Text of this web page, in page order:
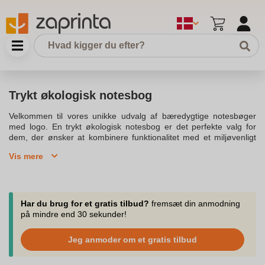
Trykt økologisk notesbog
Velkommen til vores unikke udvalg af bæredygtige notesbøger
med logo. En trykt økologisk notesbog er det perfekte valg for
dem, der ønsker at kombinere funktionalitet med et miljøvenligt
miljøbelastningen og støtter bæredygtighed. Disse notesbøger
indeholder 208 elfenbensfarvede, linjerede sider lavet af
cremefarvet papir, fremstillet af økologisk elefantmateriale, som
sikrer en stilfuld og professionel fremtoning.Notesbøgerne har et
Omslaget er lavet af genanvendt læder og kork, hvilket gør dem
endnu mere miljøvenlige. Elastiklukning og bogmærkebånd sikrer,
at dine noter er sikre og let kan findes. Vores store udvalg af
Vis mere
Har du brug for et gratis tilbud? fremsæt din anmodning
på mindre end 30 sekunder!
Jeg anmoder om et gratis tilbud